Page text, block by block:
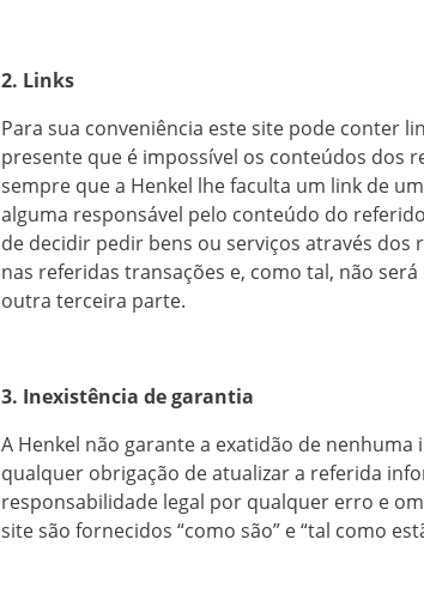
2. Links
Para sua conveniência este site pode conter
presente que é impossível os conteúdos dos
sempre que a Henkel lhe faculta um link de
alguma responsável pelo conteúdo do
de decidir pedir bens ou serviços através
nas referidas transações e, como tal, não
outra terceira parte.
3. Inexistência de garantia
A Henkel não garante a exatidão de
qualquer obrigação de atualizar a referida
responsabilidade legal por qualquer erro e
site são fornecidos “como são” e “tal como